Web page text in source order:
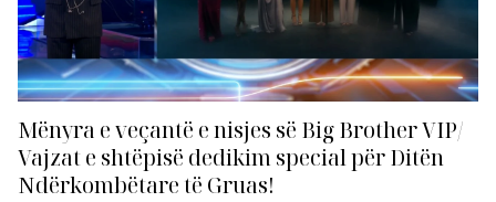
Mënyra e veçantë e nisjes së Big Brother VIP/
Vajzat e shtëpisë dedikim special për Ditën
Ndërkombëtare të Gruas!